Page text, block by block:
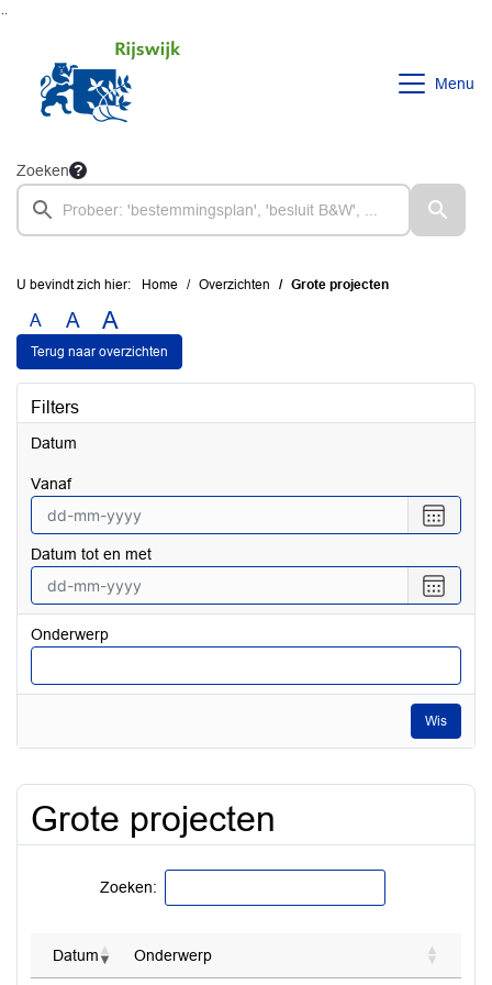
Menu
Zoeken
U bevindt zich hier: Home Overzichten Grote projecten
A A A
Terug naar overzichten
Filters
Datum
vanaf
een
vanaf
Datum tot en met
een
tot
met
Onderwerp
Wis
Grote projecten
Zoeken:
Datum Onderwerp